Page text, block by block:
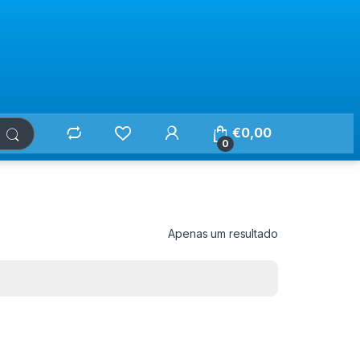
0
€0,00
Apenas um resultado